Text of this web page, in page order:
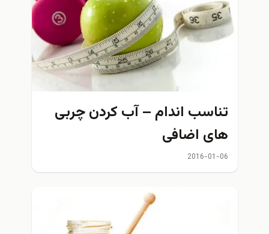
تناسب اندام – آب کردن چربی
های اضافی
2016-01-06